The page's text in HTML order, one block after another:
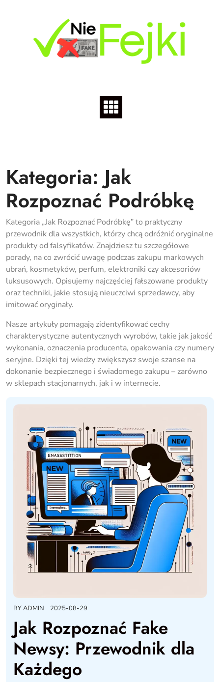
Kategoria: Jak
Rozpoznać Podróbkę
Kategoria „Jak Rozpoznać Podróbkę” to praktyczny
przewodnik dla wszystkich, którzy chcą odróżnić oryginalne
produkty od falsyfikatów. Znajdziesz tu szczegółowe
porady, na co zwrócić uwagę podczas zakupu markowych
ubrań, kosmetyków, perfum, elektroniki czy akcesoriów
luksusowych. Opisujemy najczęściej fałszowane produkty
oraz techniki, jakie stosują nieuczciwi sprzedawcy, aby
imitować oryginały.
Nasze artykuły pomagają zidentyfikować cechy
charakterystyczne autentycznych wyrobów, takie jak jakość
wykonania, oznaczenia producenta, opakowania czy numery
seryjne. Dzięki tej wiedzy zwiększysz swoje szanse na
dokonanie bezpiecznego i świadomego zakupu – zarówno
w sklepach stacjonarnych, jak i w internecie.
BYADMIN 2025-08-29
Jak Rozpoznać Fake
Newsy: Przewodnik dla
Każdego